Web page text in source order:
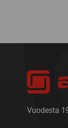
Vuodesta